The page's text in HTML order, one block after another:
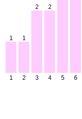
1
1
1
2
2
3
2
4 5 6